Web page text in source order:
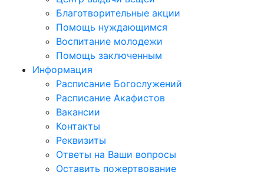
Благотворительные акции
Помощь нуждающимся
Воспитание молодежи
Помощь заключенным
Информация
Расписание Богослужений
Расписание Акафистов
Вакансии
Контакты
Реквизиты
Ответы на Ваши вопросы
Оставить пожертвование